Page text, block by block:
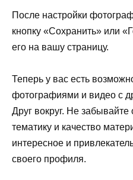
После настройки
кнопку «Сохранить» или
его на вашу страницу.
Теперь у вас есть
фотографиями и видео с
Друг вокруг. Не
тематику и качество
интересное и
своего профиля.